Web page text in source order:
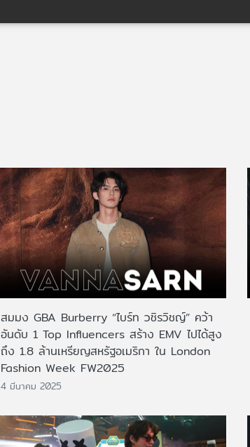
สมมง GBA Burberry “ไบร์ท วชิรวิชญ์” คว้า
อันดับ 1 Top Influencers สร้าง EMV ไปได้สูง
ถึง 1.8 ล้านเหรียญสหรัฐอเมริกา ใน London
Fashion Week FW2025
4 มีนาคม 2025